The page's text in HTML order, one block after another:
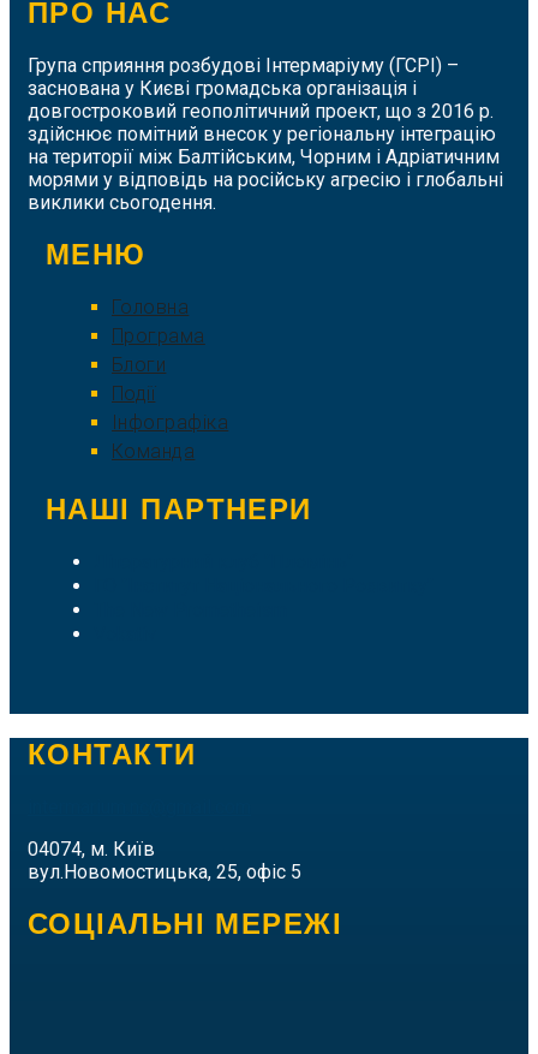
ПРО НАС
Група сприяння розбудові Інтермаріуму (ГСРІ) –
заснована у Києві громадська організація і
довгостроковий геополітичний проект, що з 2016 р.
здійснює помітний внесок у регіональну інтеграцію
на території між Балтійським, Чорним і Адріатичним
морями у відповідь на російську агресію і глобальні
виклики сьогодення.
МЕНЮ
Головна
Програма
Блоги
Події
Інфографіка
Команда
НАШІ ПАРТНЕРИ
КОНТАКТИ
04074, м. Київ
вул.Новомостицька, 25, офіс 5
СОЦІАЛЬНІ МЕРЕЖІ